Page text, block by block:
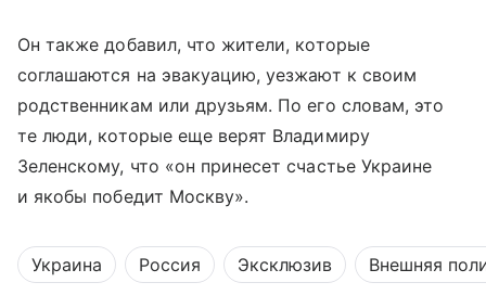
Он также добавил, что жители, которые
соглашаются на эвакуацию, уезжают к своим
родственникам или друзьям. По его словам, это
те люди, которые еще верят Владимиру
Зеленскому, что «он принесет счастье Украине
и якобы победит Москву».
Украина Россия Эксклюзив Внешняя